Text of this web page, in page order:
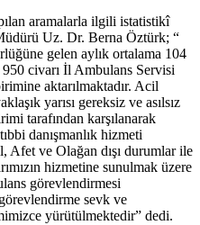
aramalarla ilgili istatistikî
Uz. Dr. Berna Öztürk; “
gelen aylık ortalama 104
950 civarı İl Ambulans Servisi
aktarılmaktadır. Acil
yarısı gereksiz ve asılsız
tarafından karşılanarak
danışmanlık hizmeti
ve Olağan dışı durumlar ile
hizmetine sunulmak üzere
görevlendirmesi
sevk ve
yürütülmektedir” dedi.